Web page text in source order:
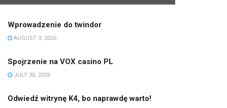
Wprowadzenie do twindor
AUGUST 3, 2026
Spojrzenie na VOX casino PL
JULY 30, 2026
Odwiedź witrynę K4, bo naprawdę warto!